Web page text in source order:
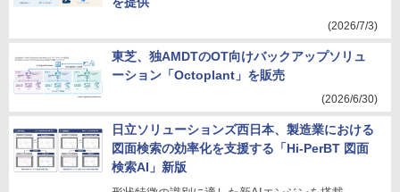
(2026/7/3)
東芝、独AMDTのOT向けバックアップソリュ
ーション「Octoplant」を販売
(2026/6/30)
日立ソリューションズ西日本、製造業における
図面検索の効率化を支援する「Hi-PerBT 図面
検索AI」新版